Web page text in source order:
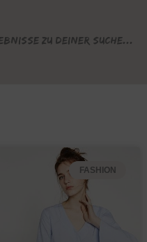
zu deiner Suche...
FASHION